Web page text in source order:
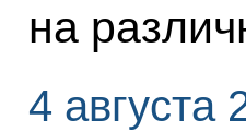
на
4 августа